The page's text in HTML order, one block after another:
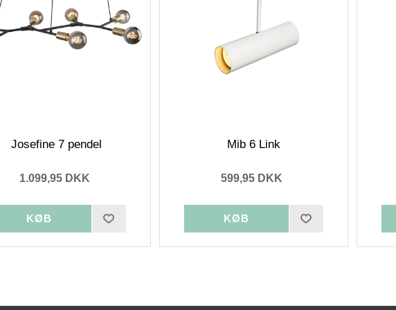
Josefine 7 pendel
1.099,95 DKK
Mib 6 Link
599,95 DKK